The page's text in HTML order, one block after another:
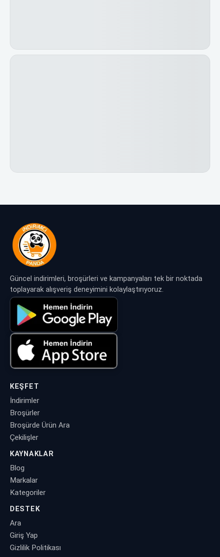
Güncel indirimleri, broşürleri ve kampanyaları tek bir noktada
toplayarak alışveriş deneyimini kolaylaştırıyoruz.
KEŞFET
İndirimler
Broşürler
Broşürde Ürün Ara
Çekilişler
KAYNAKLAR
Blog
Markalar
Kategoriler
DESTEK
Ara
Giriş Yap
Gizlilik Politikası